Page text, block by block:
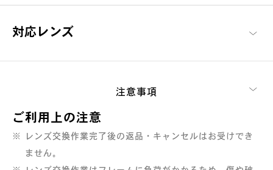
を総額から割引いたします。
のサービスです。
対応レンズ
注意事項
ご利用上の注意
レンズ交換作業完了後の返品・キャンセルはお受けでき
ません。